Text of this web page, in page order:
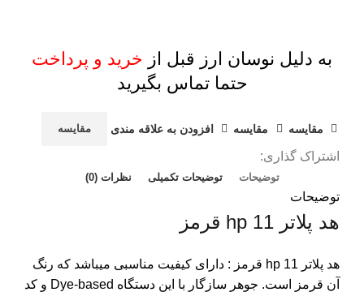
به دلیل نوسان ارز قبل از خرید و پرداخت
حتما تماس بگیرید
مقايسه مقایسه افزودن به علاقه مندی مقایسه
اشتراک گذاری:
توضیحات توضیحات تکمیلی نظرات (0)
توضیحات
هد پلاتر 11 hp قرمز
هد پلاتر 11 hp قرمز : دارای کیفیت مناسبی میباشد که رنگ
آن قرمز است. جوهر سازگار با این دستگاه Dye-based و کد